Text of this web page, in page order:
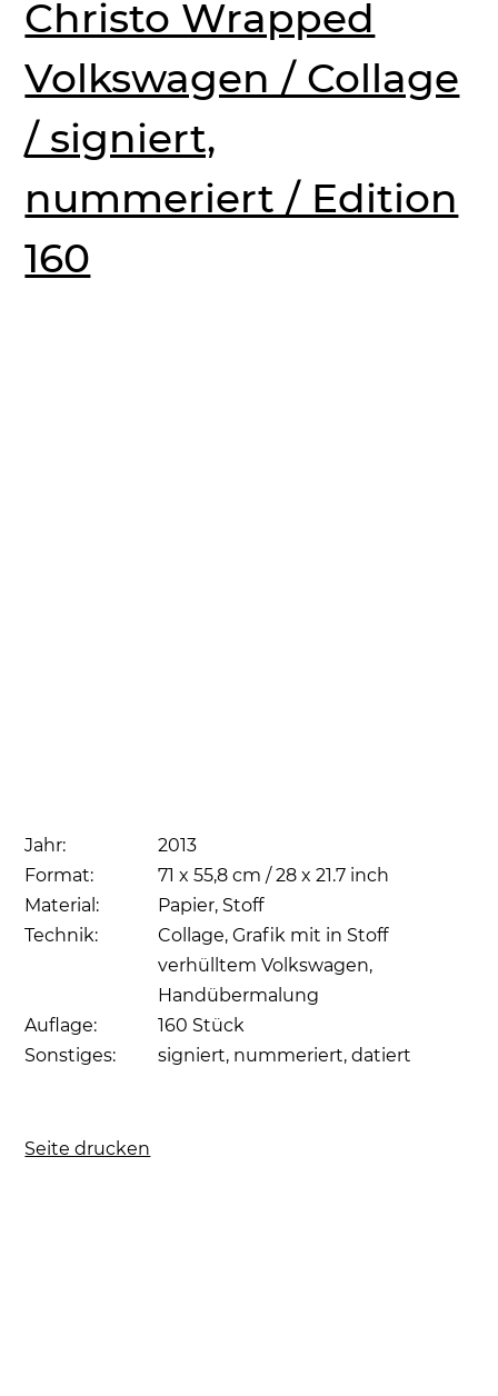
Christo Wrapped
Volkswagen / Collage
/ signiert,
nummeriert / Edition
160
Jahr:
2013
Format:
71 x 55,8 cm / 28 x 21.7 inch
Material:
Papier, Stoff
Technik:
Collage, Grafik mit in Stoff
verhülltem Volkswagen,
Handübermalung
Auflage:
160 Stück
Sonstiges:
signiert, nummeriert, datiert
Seite drucken